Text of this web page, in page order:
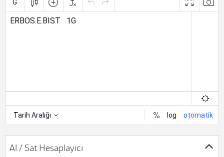
Al / Sat Hesaplayıcı